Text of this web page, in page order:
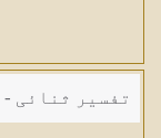
تفسیر ثنائی